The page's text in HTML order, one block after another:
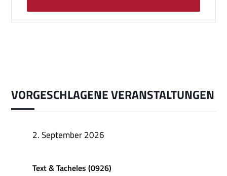
VORGESCHLAGENE VERANSTALTUNGEN
2. September 2026
Text & Tacheles (0926)